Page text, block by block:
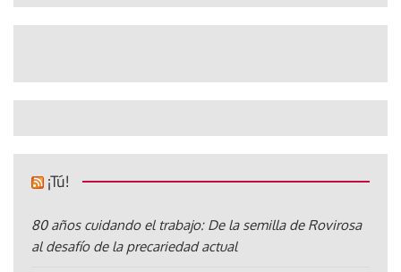
¡Tú!
80 años cuidando el trabajo: De la semilla de Rovirosa
al desafío de la precariedad actual